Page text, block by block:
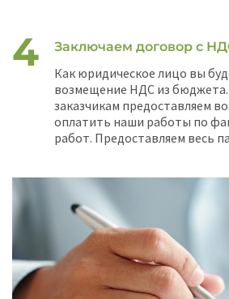
Заключаем договор с
Как юридическое лицо вы
возмещение НДС из
заказчикам предоставляем
оплатить наши работы по
работ. Предоставляем весь